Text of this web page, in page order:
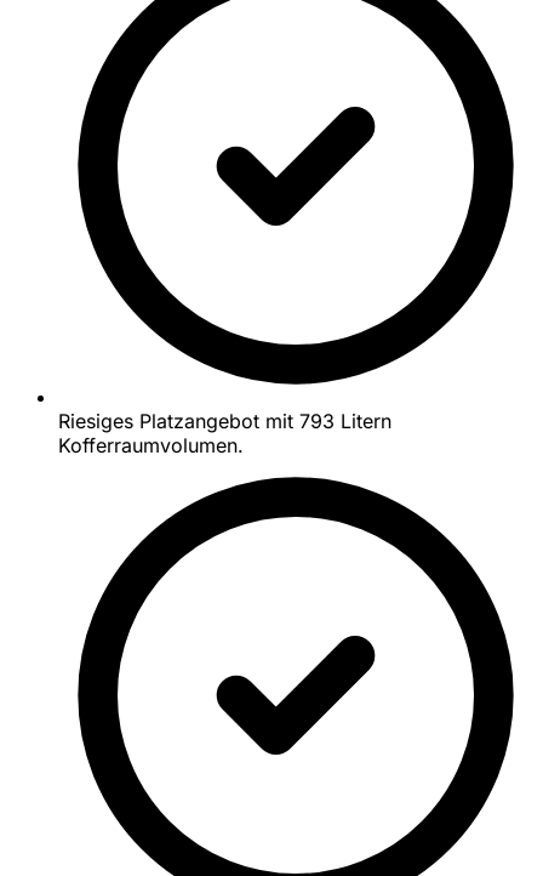
Riesiges Platzangebot mit 793 Litern
Kofferraumvolumen.